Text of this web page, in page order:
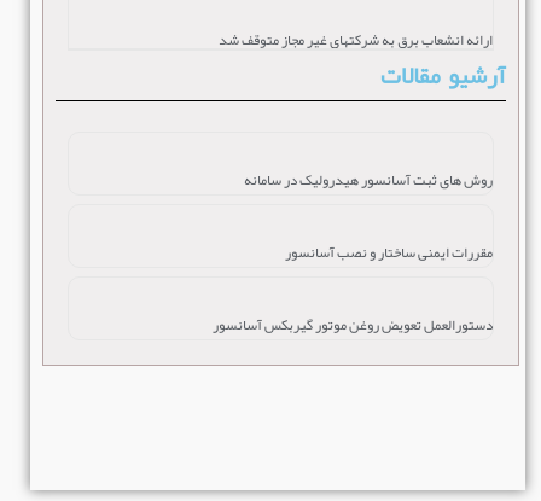
ارائه انشعاب برق به شرکتهای غیر مجاز متوقف شد
آرشیو مقالات
روش های ثبت آسانسور هیدرولیک در سامانه
مقررات ایمنی ساختار و نصب آسانسور
دستورالعمل تعویض روغن موتور گیربکس آسانسور